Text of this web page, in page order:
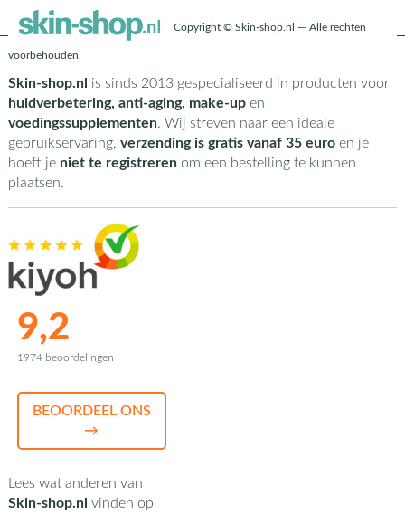
Copyright © Skin-shop.nl — Alle rechten
voorbehouden.
Skin-shop.nl is sinds 2013 gespecialiseerd in producten voor
huidverbetering, anti-aging, make-upen
voedingssupplementen. Wij streven naar een ideale
gebruikservaring, verzending is gratis vanaf 35 euroen je
hoeft je niet te registrerenom een bestelling te kunnen
plaatsen.
9,2
1974 beoordelingen
BEOORDEEL ONS
→
Lees wat anderen van
Skin-shop.nl vinden op